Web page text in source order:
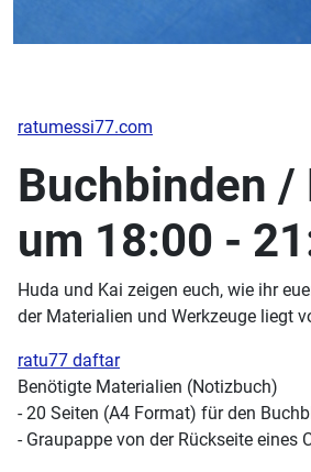
ratumessi77.com
Buchbinden /
um 18:00 -
Huda und Kai zeigen euch, wie ihr
der Materialien und Werkzeuge liegt
ratu77 daftar
Benötigte Materialien (Notizbuch)
- 20 Seiten (A4 Format) für den
- Graupappe von der Rückseite eines